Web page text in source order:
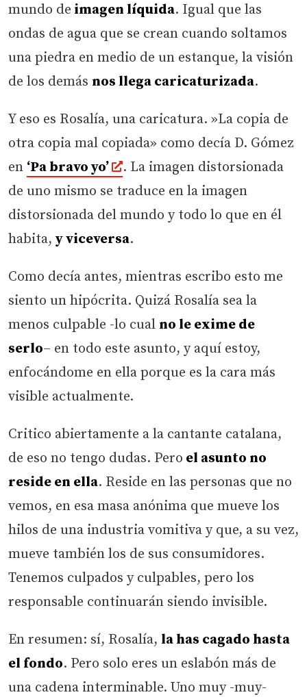
mundo de imagen líquida. Igual que las
ondas de agua que se crean cuando soltamos
una piedra en medio de un estanque, la visión
de los demás nos llega caricaturizada.
Y eso es Rosalía, una caricatura. »La copia de
otra copia mal copiada» como decía D. Gómez
en ‘Pa bravo yo’
. La imagen distorsionada
de uno mismo se traduce en la imagen
distorsionada del mundo y todo lo que en él
habita, y viceversa.
Como decía antes, mientras escribo esto me
siento un hipócrita. Quizá Rosalía sea la
menos culpable -lo cual no le exime de
serlo– en todo este asunto, y aquí estoy,
enfocándome en ella porque es la cara más
visible actualmente.
Critico abiertamente a la cantante catalana,
de eso no tengo dudas. Pero el asunto no
reside en ella. Reside en las personas que no
vemos, en esa masa anónima que mueve los
hilos de una industria vomitiva y que, a su vez,
mueve también los de sus consumidores.
Tenemos culpados y culpables, pero los
responsable continuarán siendo invisible.
En resumen: sí, Rosalía, la has cagado hasta
el fondo. Pero solo eres un eslabón más de
una cadena interminable. Uno muy -muy-